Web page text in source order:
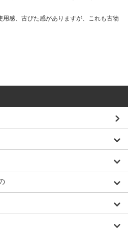
感、古びた感がありますが、これも古物